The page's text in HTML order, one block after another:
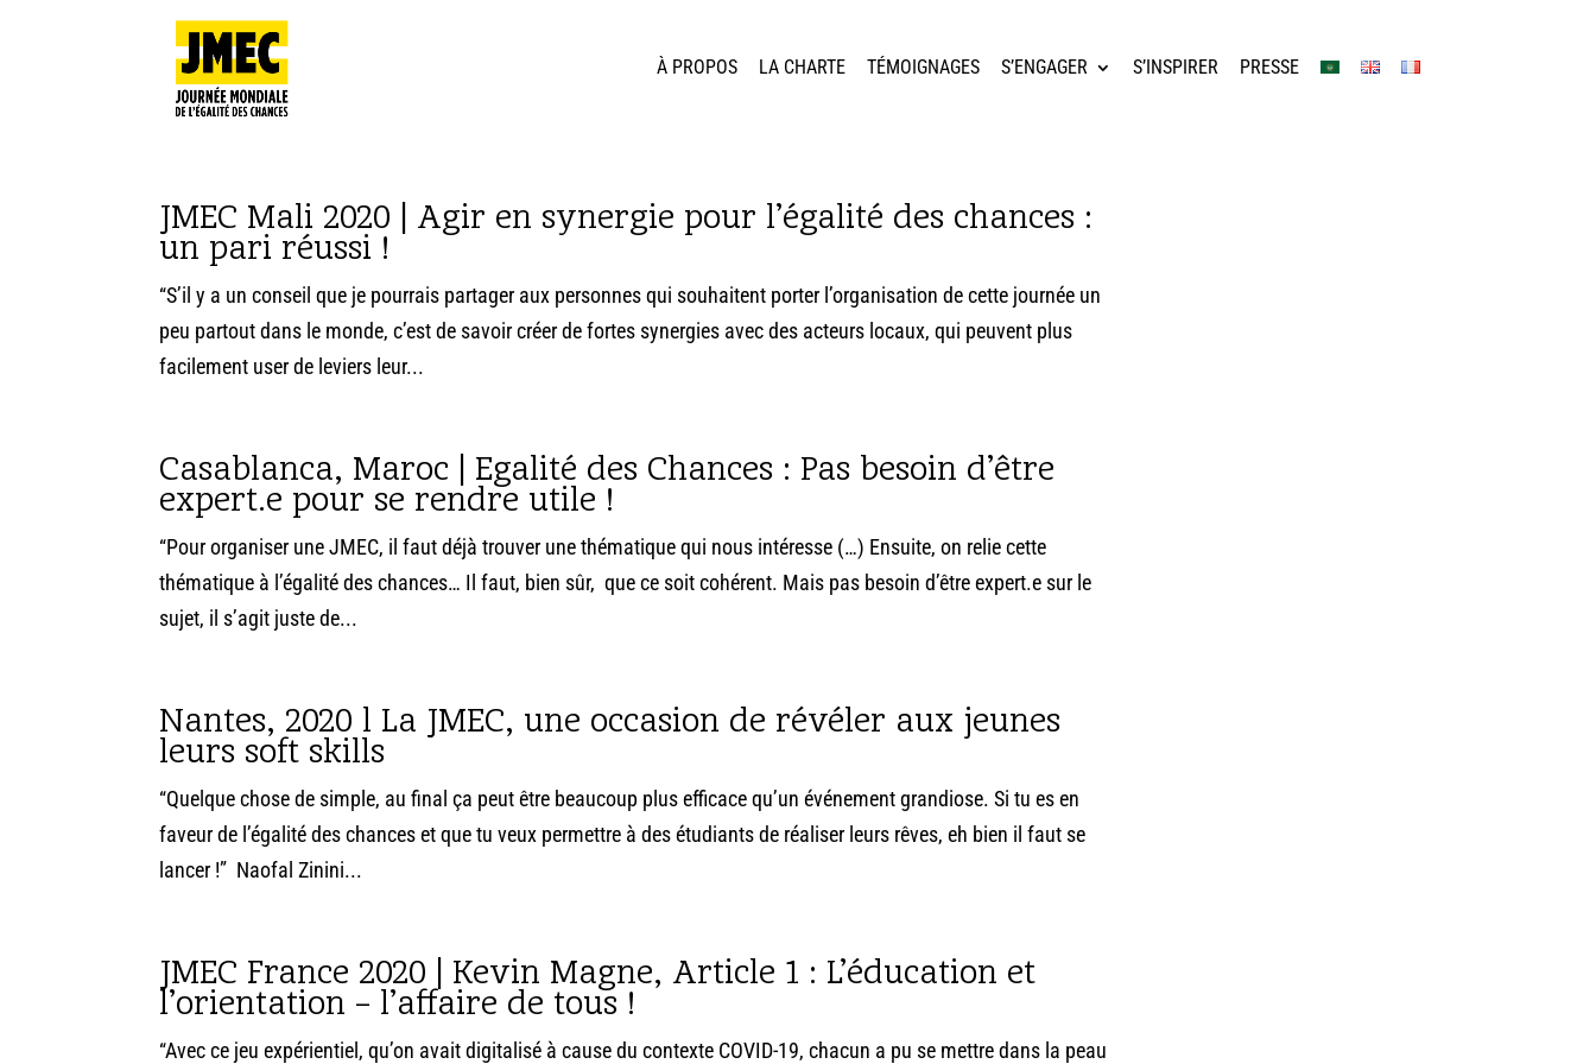
À PROPOS LA CHARTE TÉMOIGNAGES S’ENGAGER S’INSPIRER PRESSE
JMEC Mali 2020 | Agir en synergie pour l’égalité des chances :
un pari réussi !
“S’il y a un conseil que je pourrais partager aux personnes qui souhaitent porter l’organisation de cette journée un
peu partout dans le monde, c’est de savoir créer de fortes synergies avec des acteurs locaux, qui peuvent plus
facilement user de leviers leur...
Casablanca, Maroc | Egalité des Chances : Pas besoin d’être
expert.e pour se rendre utile !
“Pour organiser une JMEC, il faut déjà trouver une thématique qui nous intéresse (…) Ensuite, on relie cette
thématique à l’égalité des chances… Il faut, bien sûr, que ce soit cohérent. Mais pas besoin d’être expert.e sur le
sujet, il s’agit juste de...
Nantes, 2020 l La JMEC, une occasion de révéler aux jeunes
leurs soft skills
“Quelque chose de simple, au final ça peut être beaucoup plus efficace qu’un événement grandiose. Si tu es en
faveur de l’égalité des chances et que tu veux permettre à des étudiants de réaliser leurs rêves, eh bien il faut se
lancer !” Naofal Zinini...
JMEC France 2020 | Kevin Magne, Article 1 : L’éducation et
l’orientation – l’affaire de tous !
“Avec ce jeu expérientiel, qu’on avait digitalisé à cause du contexte COVID-19, chacun a pu se mettre dans la peau